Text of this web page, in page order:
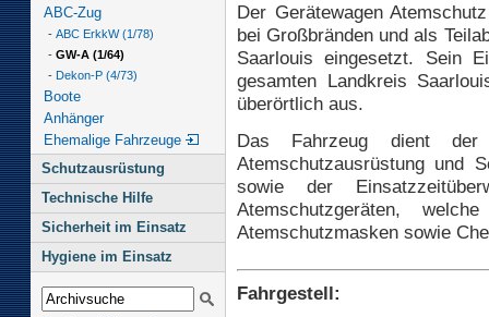
ABC-Zug
- ABC ErkkW (1/78)
- GW-A (1/64)
- Dekon-P (4/73)
Boote
Anhänger
Ehemalige Fahrzeuge
Schutzausrüstung
Technische Hilfe
Sicherheit im Einsatz
Hygiene im Einsatz
Der Gerätewagen
bei Großbränden und als
Saarlouis eingesetzt. Sein
gesamten Landkreis
überörtlich aus.
Das Fahrzeug dient der
Atemschutzausrüstung und
sowie der
Atemschutzgeräten,
Atemschutzmasken sowie
Fahrgestell: